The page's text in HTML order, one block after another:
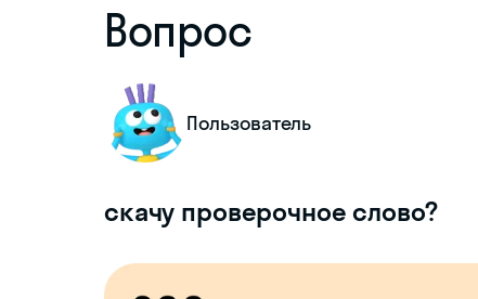
Вопрос
Пользователь
скачу проверочное слово?